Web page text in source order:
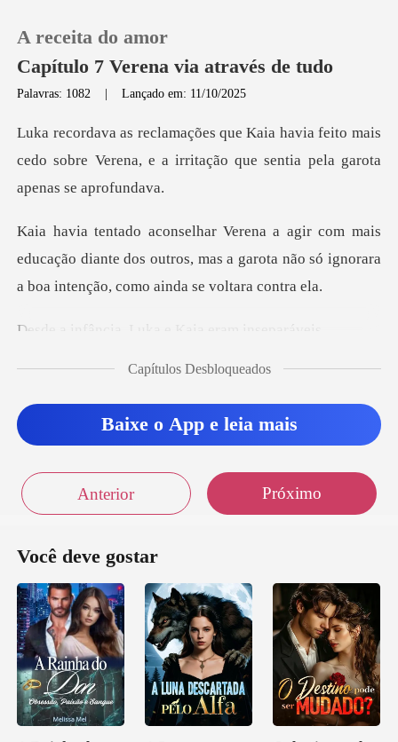
0
Histórico
Sair
A receita do amor
Capítulo 7 Verena via através de tudo
Palavras: 1082 |Lançado em: 11/10/2025
feito mais
cedo sobre Verena, e a irritação q
educação diante dos outros, mas a garota não só ignor
Capítulos Desbloqueados
Baixe o App e leia mais
Anterior Próximo
Você deve gostar